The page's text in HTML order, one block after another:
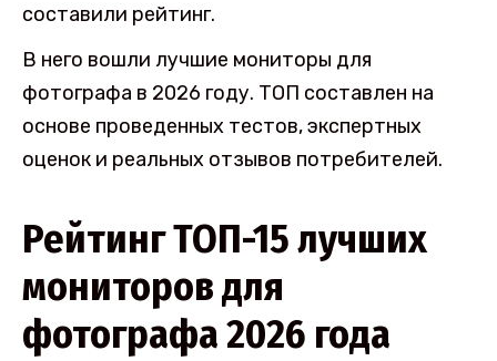
составили рейтинг.
В него вошли лучшие мониторы для
фотографа в 2026 году. ТОП составлен на
основе проведенных тестов, экспертных
оценок и реальных отзывов потребителей.
Рейтинг ТОП-15 лучших
мониторов для
фотографа 2026 года